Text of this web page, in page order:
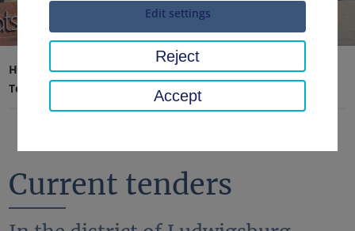
Home page District office, district
Latest news
Tenders
Current tenders
Current tenders
Edit settings
Reject
Accept